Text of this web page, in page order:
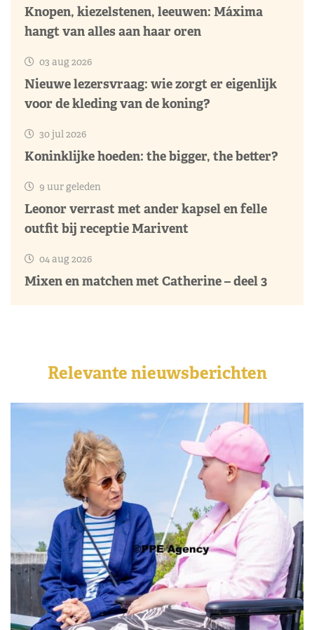
Knopen, kiezelstenen, leeuwen: Máxima
hangt van alles aan haar oren
03 aug 2026
Nieuwe lezersvraag: wie zorgt er eigenlijk
voor de kleding van de koning?
30 jul 2026
Koninklijke hoeden: the bigger, the better?
9 uur geleden
Leonor verrast met ander kapsel en felle
outfit bij receptie Marivent
04 aug 2026
Mixen en matchen met Catherine – deel 3
Relevante nieuwsberichten